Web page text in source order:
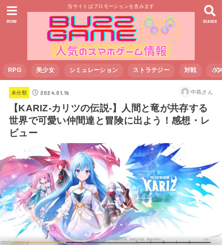
当サイトはプロモーションを含みます
SEARCH
MENU
RPG 美少女 シミュレーション ストラテジー 対戦 パ
未分類 2024.01.16 中島さん
【KARIZ-カリツの伝説‐】人間と竜が共存する
世界で可愛い仲間達と冒険に出よう！感想・レ
ビュー